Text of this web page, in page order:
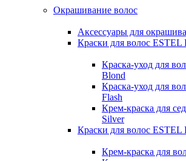
Окрашивание волос
Аксессуары для
Краски для волос ESTEL
Краска-уход для
Blond
Краска-уход для
Flash
Крем-краска для
Silver
Краски для волос ESTEL
Крем-краска для